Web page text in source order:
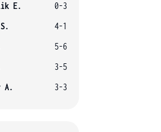
E.
0-3
4-1
5-6
3-5
A. 3-3